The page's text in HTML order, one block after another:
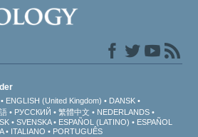
ENGLISH (United Kingdom)
DANSK
РУССКИЙ 繁體中文
NEDERLANDS
SVENSKA ESPAÑOL (LATINO)
ESPAÑOL
ITALIANO PORTUGUÊS